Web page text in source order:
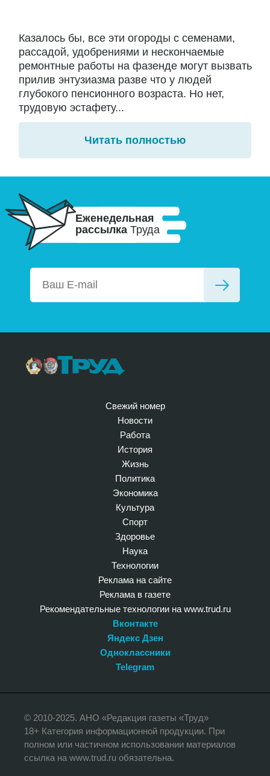
Казалось бы, все эти огороды с семенами,
рассадой, удобрениями и нескончаемые
ремонтные работы на фазенде могут вызвать
прилив энтузиазма разве что у людей
глубокого пенсионного возраста. Но нет,
трудовую эстафету...
Читать полностью
Еженедельная
рассылка Труда
Свежий номер
Новости
Работа
История
Жизнь
Политика
Экономика
Культура
Спорт
Здоровье
Наука
Технологии
Реклама на сайте
Реклама в газете
Рекомендательные технологии на www.trud.ru
Вконтакте
Яндекс Дзен
Одноклассники
Telegram
© 2010-2025. АНО «Редакция газеты «Труд»
18+ Категория информационной продукции. При
полном или частичном использовании материалов
ссылка на www.trud.ru обязательна.